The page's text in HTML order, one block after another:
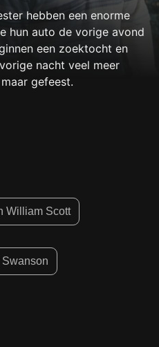
hebben een enorme
hun auto de vorige avond
een zoektocht en
nacht veel meer
gefeest.
William Scott
Swanson